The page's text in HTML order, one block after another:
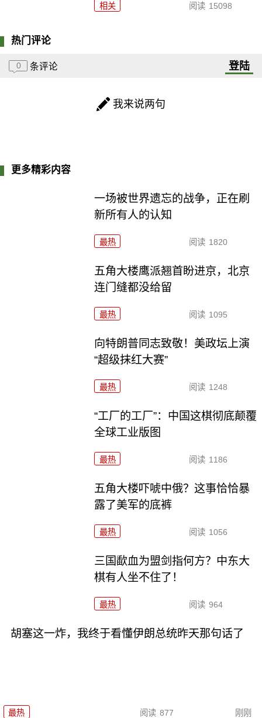
相关 阅读 15098
热门评论
0 条评论 登陆
我来说两句
更多精彩内容
一场被世界遗忘的战争，正在刷
新所有人的认知
最热 阅读 1820
五角大楼鹰派翘首盼进京，北京
连门缝都没给留
最热 阅读 1095
向特朗普同志致敬！美政坛上演
“超级抹红大赛”
最热 阅读 1248
“工厂的工厂”：中国这棋彻底颠覆
全球工业版图
最热 阅读 1186
五角大楼吓唬中俄？这事恰恰暴
露了美军的底裤
最热 阅读 1056
三国歃血为盟剑指何方？中东大
棋有人坐不住了！
最热 阅读 964
胡塞这一炸，我终于看懂伊朗总统昨天那句话了
最热 阅读 877 刚刚